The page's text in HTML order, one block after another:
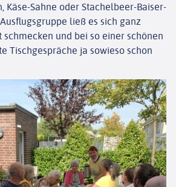
ÜBER UNS
NEWS
KONTAKT
Käse-Sahne oder Stachelbeer-Baiser-
ließ es sich ganz
und bei so einer schönen
Tischgespräche ja sowieso schon